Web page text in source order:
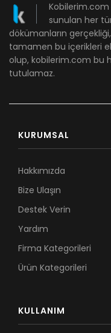
sunulan her
dökümanların
tamamen bu içerikleri
olup, kobilerim.com bu
tutulamaz.
KURUMSAL
Hakkımızda
Bize Ulaşın
Destek Verin
Yardım
Firma Kategorileri
Ürün Kategorileri
KULLANIM